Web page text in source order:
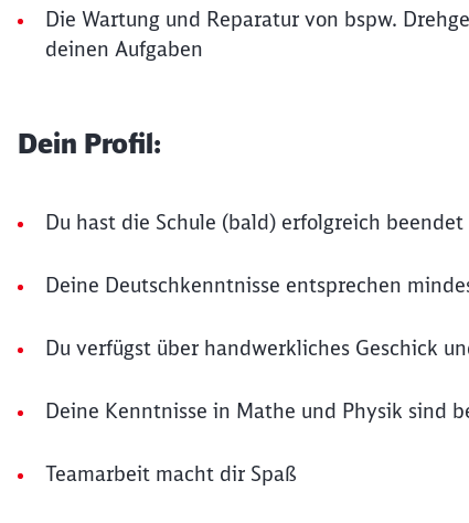
Die Wartung und Reparatur von bspw.
deinen Aufgaben
Dein Profil:
Du hast die Schule (bald) erfolgreich
Deine Deutschkenntnisse entsprechen
Du verfügst über handwerkliches Geschick
Deine Kenntnisse in Mathe und Physik sind
Teamarbeit macht dir Spaß